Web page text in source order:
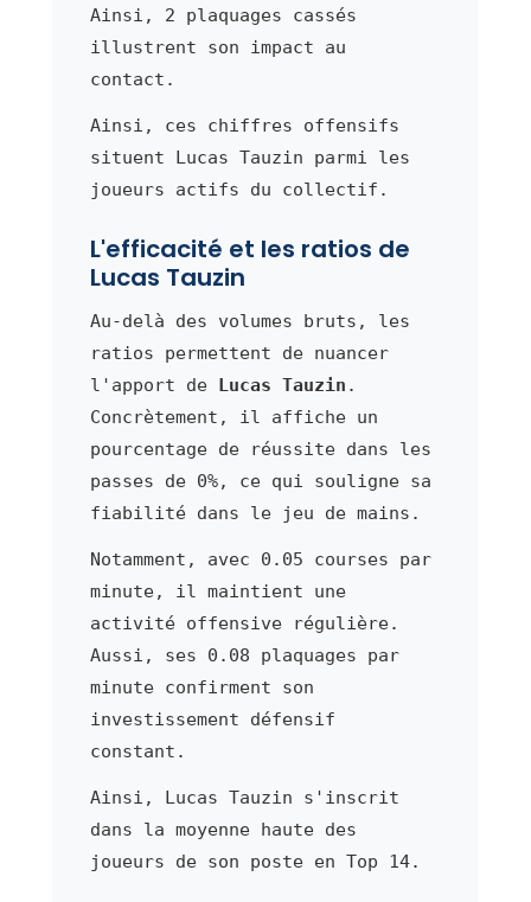
Ainsi, 2 plaquages cassés
illustrent son impact au
contact.
Ainsi, ces chiffres offensifs
situent Lucas Tauzin parmi les
joueurs actifs du collectif.
L'efficacité et les ratios de
Lucas Tauzin
Au-delà des volumes bruts, les
ratios permettent de nuancer
l'apport de Lucas Tauzin .
Concrètement, il affiche un
pourcentage de réussite dans les
passes de 0%, ce qui souligne sa
fiabilité dans le jeu de mains.
Notamment, avec 0.05 courses par
minute, il maintient une
activité offensive régulière.
Aussi, ses 0.08 plaquages par
minute confirment son
investissement défensif
constant.
Ainsi, Lucas Tauzin s'inscrit
dans la moyenne haute des
joueurs de son poste en Top 14.